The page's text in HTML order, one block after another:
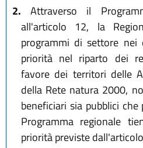
2. Attraverso il
all'articolo 12, la
programmi di settore nei
priorità nel riparto dei
favore dei territori delle
della Rete natura 2000,
beneficiari sia pubblici
Programma regionale
priorità previste